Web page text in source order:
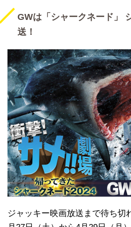
GWは「シャークネード」
送！
ジャッキー映画放送まで待ち切